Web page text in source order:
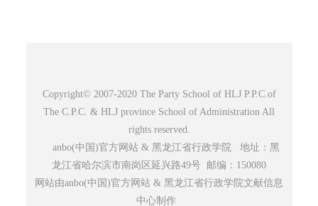
Copyright© 2007-2020 The Party School of HLJ P.P.C.of
The C.P.C. & HLJ province School of Administration All
rights reserved.
anbo(中国)官方网站 & 黑龙江省行政学院 地址：黑
龙江省哈尔滨市南岗区延兴路49号 邮编：150080
网站由anbo(中国)官方网站 & 黑龙江省行政学院文献信息
中心制作